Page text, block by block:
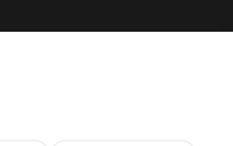
seçtiği doğru